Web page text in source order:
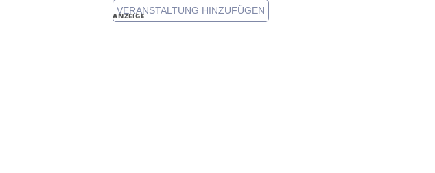
VERANSTALTUNG HINZUFÜGEN
ANZEIGE